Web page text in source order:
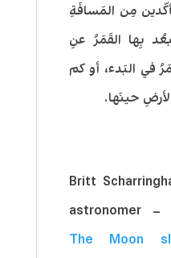
مِن المَسافَةِ
بِها القَمَرُ عنِ
في البَدء، أو كم
حينَها.
Britt
astronomer –
The Moon